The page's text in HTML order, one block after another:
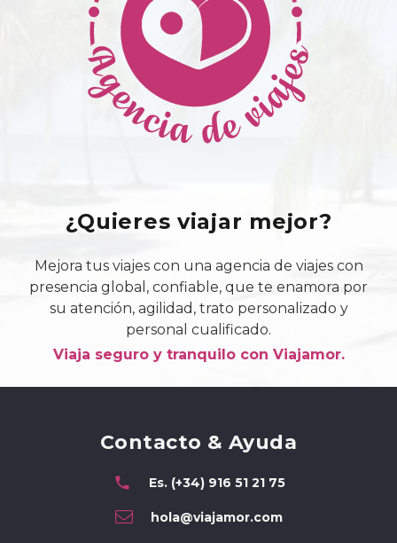
¿Quieres viajar mejor?
Mejora tus viajes con una agencia de viajes con
presencia global, confiable, que te enamora por
su atención, agilidad, trato personalizado y
personal cualificado.
Viaja seguro y tranquilo con Viajamor.
Contacto & Ayuda
phone Es. (+34) 916 51 21 75
hola@viajamor.com